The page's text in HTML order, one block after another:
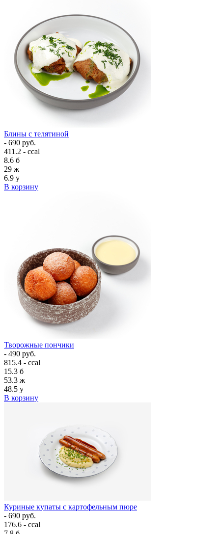
Блины с телятиной
- 690 руб.
411.2 - ccal
8.6 б
29 ж
6.9 у
В корзину
Творожные пончики
- 490 руб.
815.4 - ccal
15.3 б
53.3 ж
48.5 у
В корзину
Куриные купаты с картофельным пюре
- 690 руб.
176.6 - ccal